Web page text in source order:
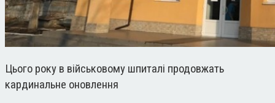
Цього року в військовому шпиталі продовжать
кардинальне оновлення